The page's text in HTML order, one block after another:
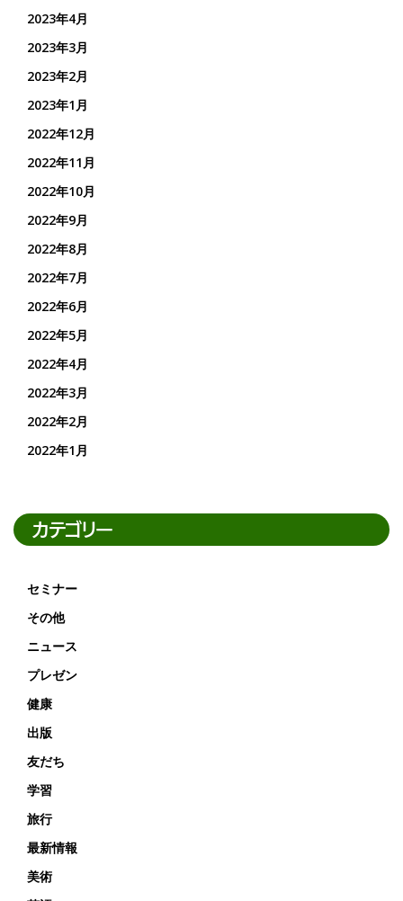
2023年4月
2023年3月
2023年2月
2023年1月
2022年12月
2022年11月
2022年10月
2022年9月
2022年8月
2022年7月
2022年6月
2022年5月
2022年4月
2022年3月
2022年2月
2022年1月
カテゴリー
セミナー
その他
ニュース
プレゼン
健康
出版
友だち
学習
旅行
最新情報
美術